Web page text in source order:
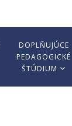
DOPLŇUJÚCE
PEDAGOGICKÉ
ŠTÚDIUM